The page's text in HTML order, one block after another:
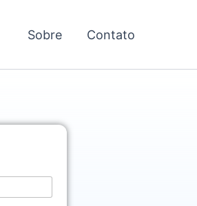
Sobre Contato